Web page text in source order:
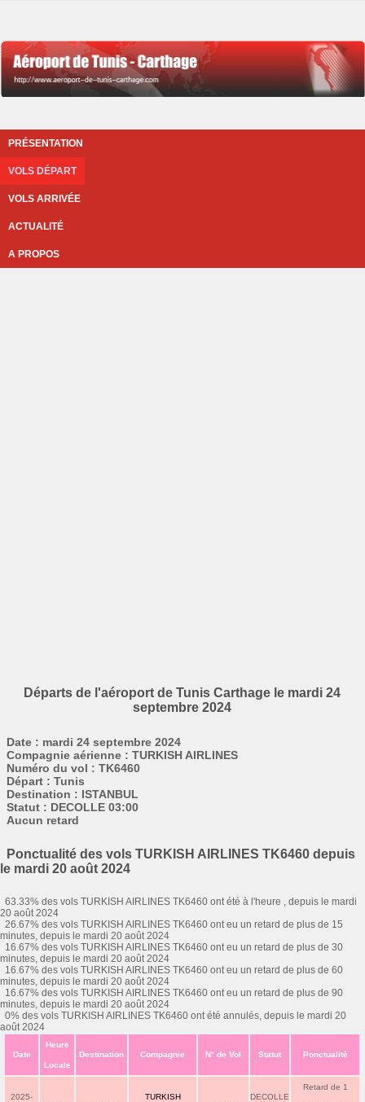
PRÉSENTATION
VOLS DÉPART
VOLS ARRIVÉE
ACTUALITÉ
A PROPOS
Départs de l'aéroport de Tunis Carthage le mardi 24
septembre 2024
Date : mardi 24 septembre 2024
Compagnie aérienne : TURKISH AIRLINES
Numéro du vol : TK6460
Départ : Tunis
Destination : ISTANBUL
Statut : DECOLLE 03:00
Aucun retard
Ponctualité des vols TURKISH AIRLINES TK6460 depuis
le mardi 20 août 2024
63.33% des vols TURKISH AIRLINES TK6460 ont été à l'heure , depuis le mardi
20 août 2024
26.67% des vols TURKISH AIRLINES TK6460 ont eu un retard de plus de 15
minutes, depuis le mardi 20 août 2024
16.67% des vols TURKISH AIRLINES TK6460 ont eu un retard de plus de 30
minutes, depuis le mardi 20 août 2024
16.67% des vols TURKISH AIRLINES TK6460 ont eu un retard de plus de 60
minutes, depuis le mardi 20 août 2024
16.67% des vols TURKISH AIRLINES TK6460 ont eu un retard de plus de 90
minutes, depuis le mardi 20 août 2024
0% des vols TURKISH AIRLINES TK6460 ont été annulés, depuis le mardi 20
août 2024
Date
Heure
Locale
Destination Compagnie N° de Vol Statut Ponctualité
2025- TURKISH DECOLLE
Retard de 1